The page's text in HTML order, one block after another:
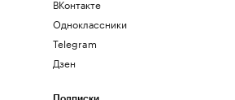
ВКонтакте
Одноклассники
Telegram
Дзен